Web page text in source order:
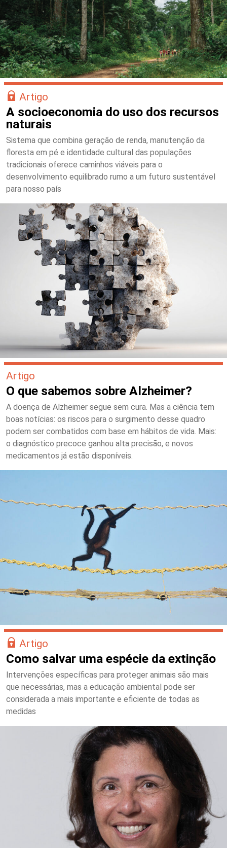
Artigo
A socioeconomia do uso dos recursos
naturais
Sistema que combina geração de renda, manutenção da
floresta em pé e identidade cultural das populações
tradicionais oferece caminhos viáveis para o
desenvolvimento equilibrado rumo a um futuro sustentável
para nosso país
Artigo
O que sabemos sobre Alzheimer?
A doença de Alzheimer segue sem cura. Mas a ciência tem
boas notícias: os riscos para o surgimento desse quadro
podem ser combatidos com base em hábitos de vida. Mais:
o diagnóstico precoce ganhou alta precisão, e novos
medicamentos já estão disponíveis.
Artigo
Como salvar uma espécie da extinção
Intervenções específicas para proteger animais são mais
que necessárias, mas a educação ambiental pode ser
considerada a mais importante e eficiente de todas as
medidas